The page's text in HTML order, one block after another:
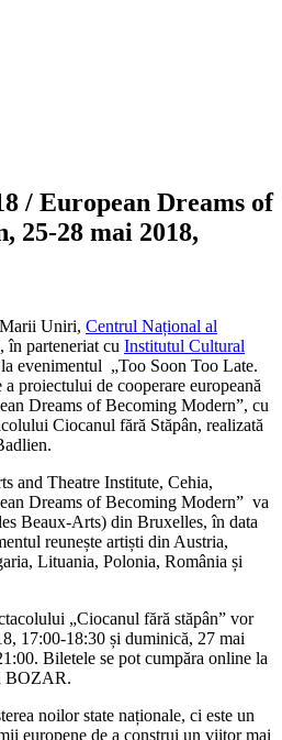
/ European Dreams of
25-28 mai 2018,
Uniri, Centrul Național al
parteneriat cu Institutul Cultural
evenimentul „Too Soon Too Late.
proiectului de cooperare europeană
Dreams of Becoming Modern”, cu
Ciocanul fără Stăpân, realizată
and Theatre Institute, Cehia,
Dreams of Becoming Modern” va
Beaux-Arts) din Bruxelles, în data
reunește artiști din Austria,
Lituania, Polonia, România și
„Ciocanul fără stăpân” vor
17:00-18:30 și duminică, 27 mai
Biletele se pot cumpăra online la
BOZAR.
noilor state naționale, ci este un
europene de a construi un viitor mai